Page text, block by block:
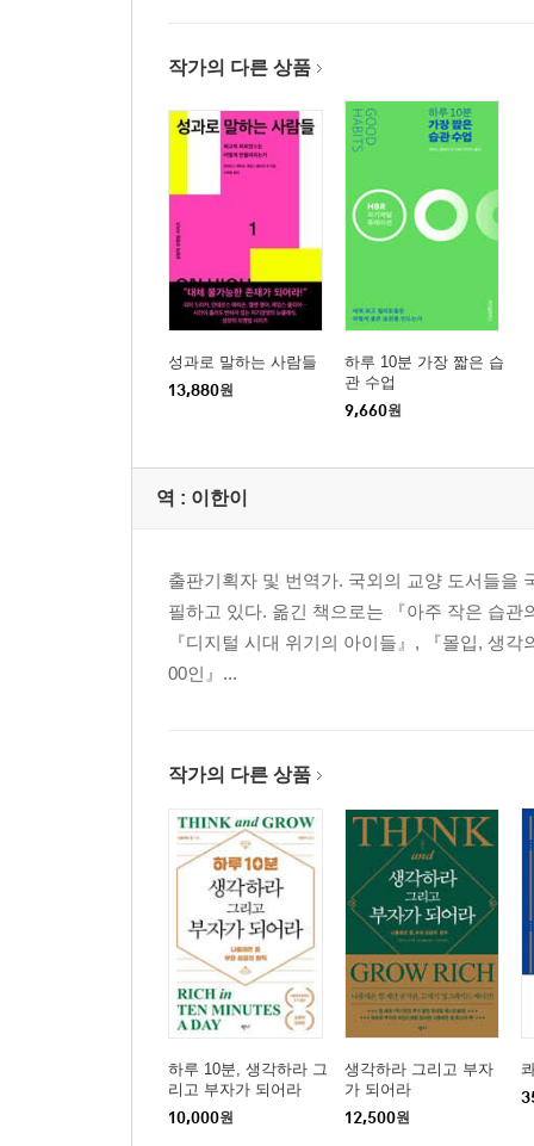
작가의 다른 상품
성과로 말하는 사람들
13,880원
하루 10분 가장 짧은 습
관 수업
9,660원
역 : 이한이
출판기획자 및 번역가. 국외의 교양 도서들을
필하고 있다. 옮긴 책으로는 『아주 작은 습
『디지털 시대 위기의 아이들』, 『몰입, 생
00인』...
작가의 다른 상품
하루 10분, 생각하라 그
리고 부자가 되어라
10,000원
생각하라 그리고 부자
가 되어라
12,500원